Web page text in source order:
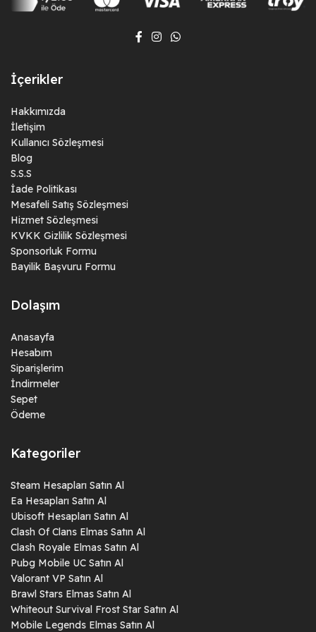
fark yaratmanın tam zamanı. OyuncuStore.net güvencesiyle
OyuncuStore.net
taşıyın. Arenanın şampiyonu olmak için jetonlarınızı hemen alın!
İçerikler
Hakkımızda
İletişim
Kullanıcı Sözleşmesi
Blog
S.S.S
İade Politikası
Mesafeli Satış Sözleşmesi
Hizmet Sözleşmesi
KVKK Gizlilik Sözleşmesi
Sponsorluk Formu
Bayilik Başvuru Formu
Dolaşım
Anasayfa
Hesabım
Siparişlerim
İndirmeler
Sepet
Ödeme
Kategoriler
Steam Hesapları Satın Al
Ea Hesapları Satın Al
Ubisoft Hesapları Satın Al
Clash Of Clans Elmas Satın Al
Clash Royale Elmas Satın Al
Pubg Mobile UC Satın Al
Valorant VP Satın Al
Brawl Stars Elmas Satın Al
Whiteout Survival Frost Star Satın Al
Mobile Legends Elmas Satın Al